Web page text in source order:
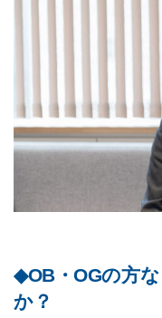
◆OB・OGの方
か？